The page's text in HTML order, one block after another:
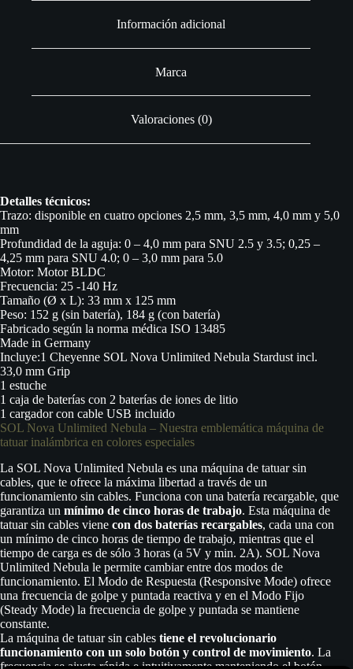
Información adicional
Marca
Valoraciones (0)
Detalles técnicos:
Trazo: disponible en cuatro opciones 2,5 mm, 3,5 mm, 4,0 mm y 5,0
mm
Profundidad de la aguja: 0 – 4,0 mm para SNU 2.5 y 3.5; 0,25 –
4,25 mm para SNU 4.0; 0 – 3,0 mm para 5.0
Motor: Motor BLDC
Frecuencia: 25 -140 Hz
Tamaño (Ø x L): 33 mm x 125 mm
Peso: 152 g (sin batería), 184 g (con batería)
Fabricado según la norma médica ISO 13485
Made in Germany
Incluye:1 Cheyenne SOL Nova Unlimited Nebula Stardust incl.
33,0 mm Grip
1 estuche
1 caja de baterías con 2 baterías de iones de litio
1 cargador con cable USB incluido
SOL Nova Unlimited Nebula – Nuestra emblemática máquina de
tatuar inalámbrica en colores especiales
La SOL Nova Unlimited Nebula es una máquina de tatuar sin
cables, que te ofrece la máxima libertad a través de un
funcionamiento sin cables. Funciona con una batería recargable, que
garantiza un mínimo de cinco horas de trabajo. Esta máquina de
tatuar sin cables viene con dos baterías recargables, cada una con
un mínimo de cinco horas de tiempo de trabajo, mientras que el
tiempo de carga es de sólo 3 horas (a 5V y min. 2A). SOL Nova
Unlimited Nebula le permite cambiar entre dos modos de
funcionamiento. El Modo de Respuesta (Responsive Mode) ofrece
una frecuencia de golpe y puntada reactiva y en el Modo Fijo
(Steady Mode) la frecuencia de golpe y puntada se mantiene
constante.
La máquina de tatuar sin cables tiene el revolucionario
funcionamiento con un solo botón y control de movimiento. La
frecuencia se ajusta rápida e intuitivamente manteniendo el botón